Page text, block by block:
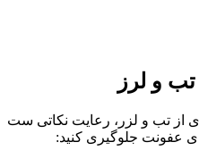
و لرز
از تب و لزر، رعایت نکاتی ست
ی عفونت جلوگیری کنید: